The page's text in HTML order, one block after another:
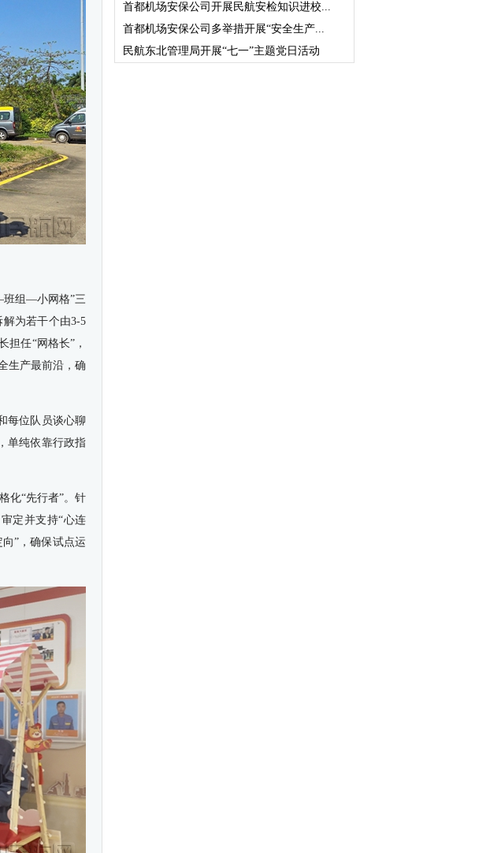
班组—小网格”三
为若干个由3-5
担任“网格长”，
生产最前沿，确
每位队员谈心聊
单纯依靠行政指
化“先行者”。针
定并支持“心连
”，确保试点运
首都机场安保公司开展民航安检知识进校...
首都机场安保公司多举措开展“安全生产...
民航东北管理局开展“七一”主题党日活动